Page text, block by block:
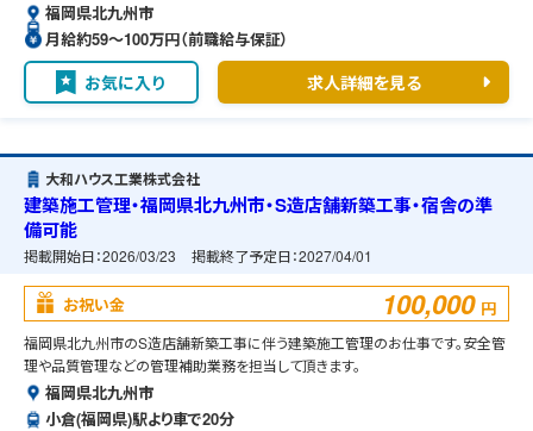
福岡県北九州市
月給約59〜100万円（前職給与保証）
お気に入り 求人詳細を見る
大和ハウス工業株式会社
建築施工管理・福岡県北九州市・S造店舗新築工事・宿舎の準
備可能
掲載開始日：2026/03/23 掲載終了予定日：2027/04/01
お祝い金 100,000 円
福岡県北九州市のS造店舗新築工事に伴う建築施工管理のお仕事です。安全管
理や品質管理などの管理補助業務を担当して頂きます。
福岡県北九州市
小倉(福岡県)駅より車で20分